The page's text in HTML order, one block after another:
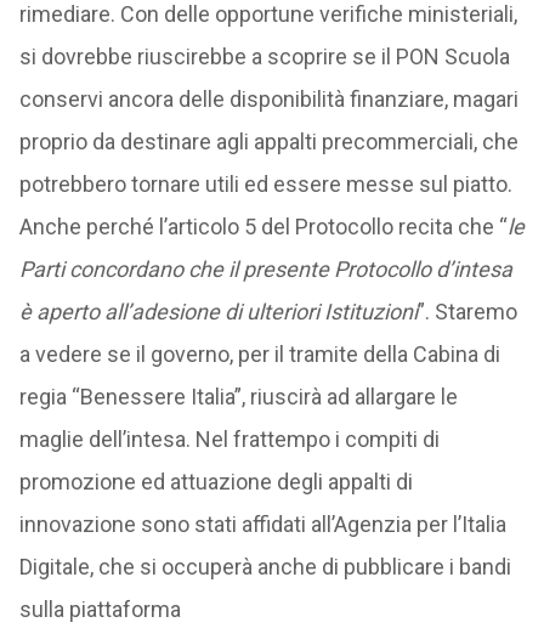
rimediare. Con delle opportune verifiche ministeriali,
si dovrebbe riuscirebbe a scoprire se il PON Scuola
conservi ancora delle disponibilità finanziare, magari
proprio da destinare agli appalti precommerciali, che
potrebbero tornare utili ed essere messe sul piatto.
Anche perché l’articolo 5 del Protocollo recita che “le
Parti concordano che il presente Protocollo d’intesa
è aperto all’adesione di ulteriori Istituzioni”. Staremo
a vedere se il governo, per il tramite della Cabina di
regia “Benessere Italia”, riuscirà ad allargare le
maglie dell’intesa. Nel frattempo i compiti di
promozione ed attuazione degli appalti di
innovazione sono stati affidati all’Agenzia per l’Italia
Digitale, che si occuperà anche di pubblicare i bandi
sulla piattaforma